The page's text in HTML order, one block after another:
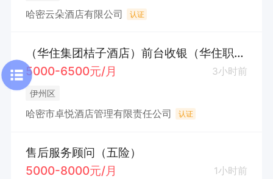
哈密云朵酒店有限公司 认证
（华住集团桔子酒店）前台收银（华住职称认证+五险+工龄工资+带薪休假+节日福利）
5000-6500元/月
3小时前
伊州区
哈密市卓悦酒店管理有限责任公司 认证
售后服务顾问（五险）
5000-8000元/月
1小时前